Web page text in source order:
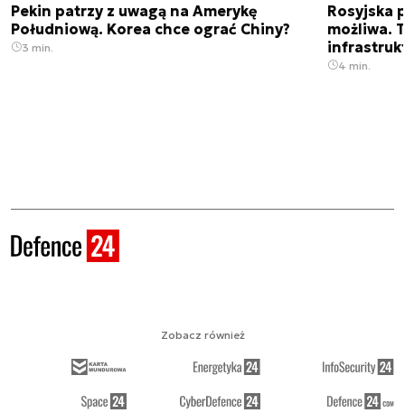
Pekin patrzy z uwagą na Amerykę
Południową. Korea chce ograć Chiny?
3 min.
Rosyjska
możliwa.
4 min.
Zobacz również